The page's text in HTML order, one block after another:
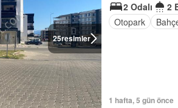
25resimler
2 Odalı
2
Otopark
1 hafta, 5 gün önce